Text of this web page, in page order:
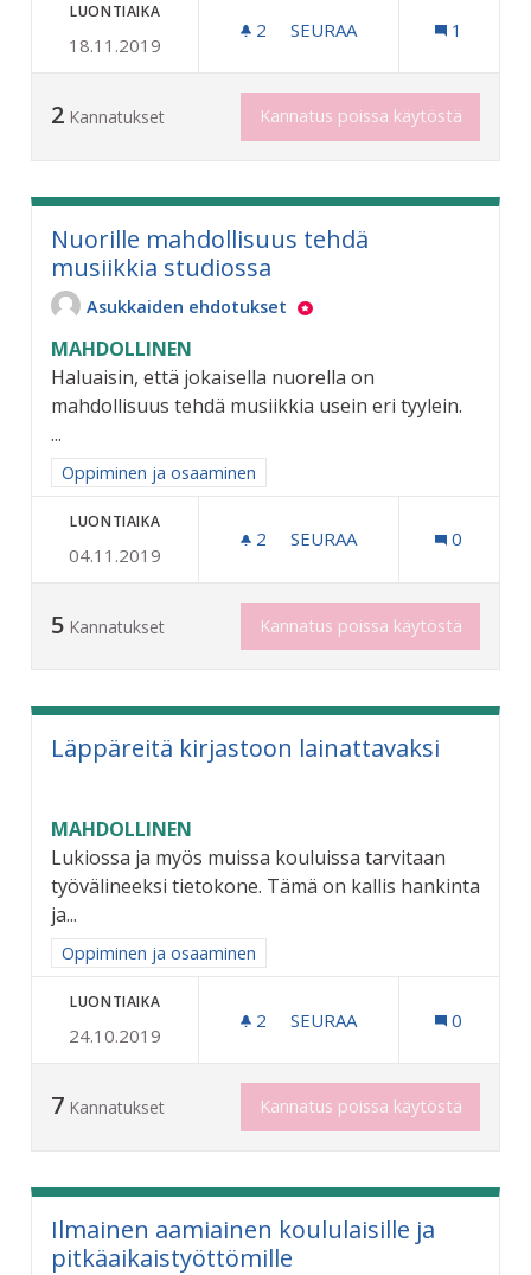
LUONTIAIKA
18.11.2019
2 2 SEURAAJAA
SEURAA 1
2 Kannatukset Kannatus poissa käytöstä
Nuorille mahdollisuus tehdä
musiikkia studiossa
Asukkaiden ehdotukset
MAHDOLLINEN
Haluaisin, että jokaisella nuorella on
mahdollisuus tehdä musiikkia usein eri tyylein.
...
Rajaa tulokset aihepiirin mukaan: Oppiminen ja osaaminen
Oppiminen ja osaaminen
LUONTIAIKA
04.11.2019
2 2 SEURAAJAA
SEURAA 0
5 Kannatukset Kannatus poissa käytöstä
Läppäreitä kirjastoon lainattavaksi
MAHDOLLINEN
Lukiossa ja myös muissa kouluissa tarvitaan
työvälineeksi tietokone. Tämä on kallis hankinta
ja...
Rajaa tulokset aihepiirin mukaan: Oppiminen ja osaaminen
Oppiminen ja osaaminen
LUONTIAIKA
24.10.2019
2 2 SEURAAJAA
SEURAA 0
7 Kannatukset Kannatus poissa käytöstä
Ilmainen aamiainen koululaisille ja
pitkäaikaistyöttömille